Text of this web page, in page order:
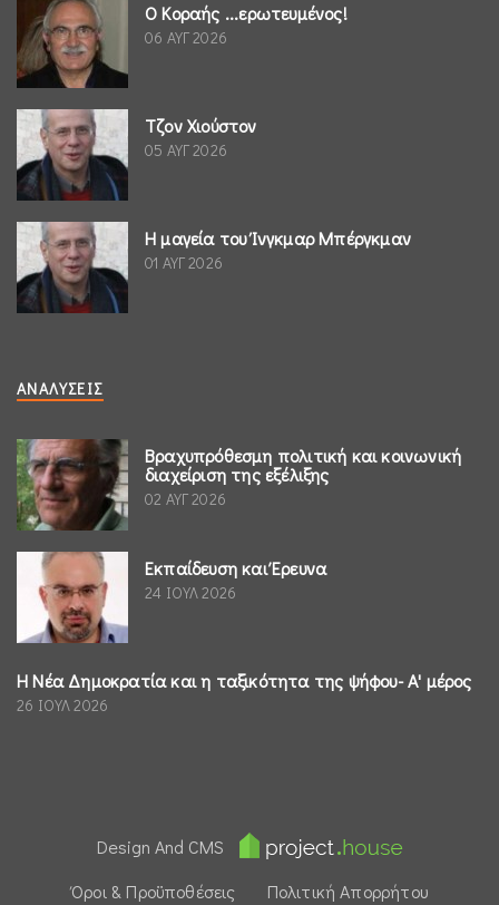
Ο Κοραής ...ερωτευμένος!
06 ΑΥΓ 2026
Τζον Χιούστον
05 ΑΥΓ 2026
Η μαγεία του Ίνγκμαρ Μπέργκμαν
01 ΑΥΓ 2026
ΑΝΑΛΎΣΕΙΣ
Βραχυπρόθεσμη πολιτική και κοινωνική
διαχείριση της εξέλιξης
02 ΑΥΓ 2026
Εκπαίδευση και Έρευνα
24 ΙΟΥΛ 2026
Η Νέα Δημοκρατία και η ταξικότητα της ψήφου- Α' μέρος
26 ΙΟΥΛ 2026
Design And CMS
Όροι & Προϋποθέσεις
Πολιτική Απορρήτου